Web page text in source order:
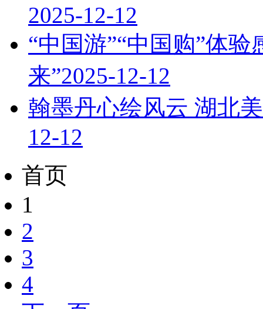
2025-12-12
“中国游”“中国购”体
来”2025-12-12
翰墨丹心绘风云 湖北
12-12
首页
1
2
3
4